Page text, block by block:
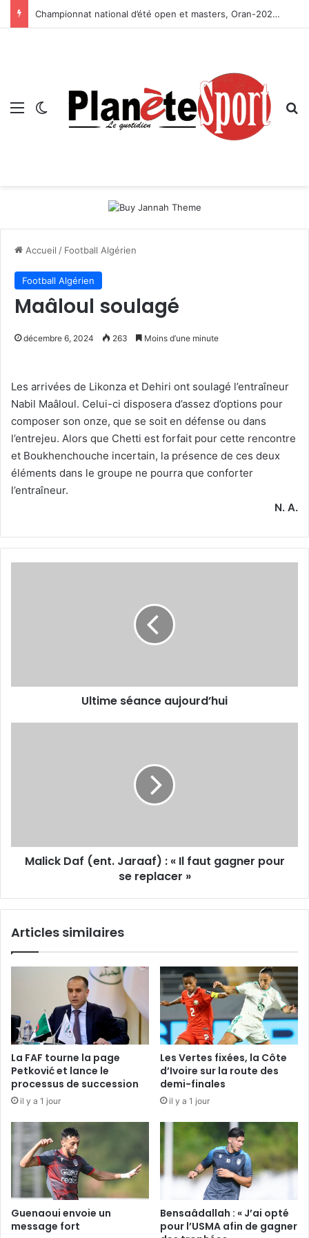
Championnat national d’été open et masters, Oran-2026 — Le CRB s’adjuge le titre
Menu Switch skin
Accueil / Football Algérien
Football Algérien
Maâloul soulagé
décembre 6, 2024 263 Moins d’une minute
Les arrivées de Likonza et Dehiri ont soulagé l’entraîneur
Nabil Maâloul. Celui-ci disposera d’assez d’options pour
composer son onze, que se soit en défense ou dans
l’entrejeu. Alors que Chetti est forfait pour cette rencontre
et Boukhenchouche incertain, la présence de ces deux
éléments dans le groupe ne pourra que conforter
l’entraîneur.
N. A.
Ultime séance aujourd’hui
gagner
pourMalick Daf (ent. Jaraaf) : « Il faut gagner pour
se replacer »
Articles similaires
La FAF tourne la page
Petković et lance le
processus de succession
il y a 1 jour
Les Vertes fixées, la Côte
d’Ivoire sur la route des
demi-finales
il y a 1 jour
Guenaoui envoie un
message fort
Bensaâdallah : « J’ai opté
pour l’USMA afin de gagner